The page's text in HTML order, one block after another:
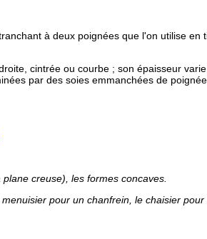
à deux poignées que l'on utilise en
cintrée ou courbe ; son épaisseur
par des soies emmanchées de
plane creuse), les formes concaves.
pour un chanfrein, le chaisier pour